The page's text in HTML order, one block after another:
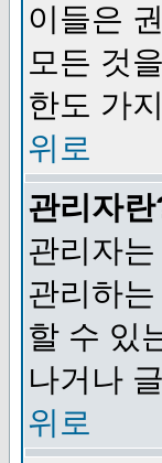
이들은
모든 것
한도 가
위로
관리자란
관리자
관리하
할 수 있
나거나
위로